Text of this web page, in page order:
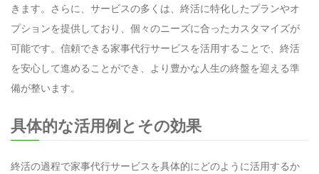
きます。さらに、サービスの多くは、終活に特化したプランやオ
プションを提供しており、個々のニーズに合ったカスタマイズが
可能です。信頼できる家事代行サービスを活用することで、終活
を安心して進めることができ、より豊かな人生の終盤を迎える準
備が整います。
具体的な活用例とその効果
終活の過程で家事代行サービスを具体的にどのように活用するか